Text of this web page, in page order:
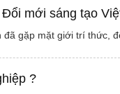
mới sáng tạo
gặp mặt giới trí thức,
?